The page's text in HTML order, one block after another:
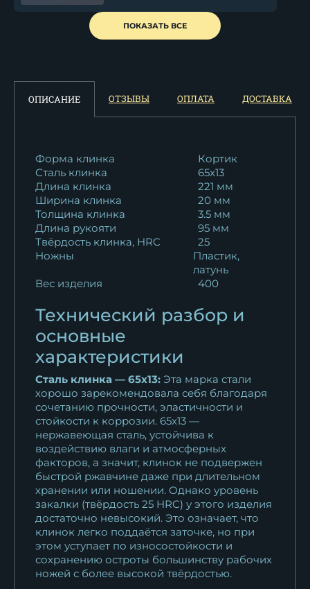
Кортик генеральский РВСН
(ракетные...
Кортик генеральский Андрея
Кортик генеральский ВДВ...
13 743
Кортик генеральский ВВС...
13 743
Кортик генеральский
Пожарной службы
Кортик генеральский
Морской адмиральский
13 743₽
Кортик генеральский
Подводника
13 743₽
Кортик генеральский
Общевойсковой
13 743₽
Кортик генеральский
Следственного...
14 242₽
Кортик генеральский МЧС
ПОКАЗАТЬ ВСЕ
ОПИСАНИЕ ОТЗЫВЫ ОПЛАТА ДОСТАВКА
Форма клинка
Кортик
Сталь клинка
65x13
Длина клинка
221 мм
Ширина клинка
20 мм
Толщина клинка
3.5 мм
Длина рукояти
95 мм
Твёрдость клинка, HRC
25
Ножны
Пластик,
латунь
Вес изделия
400
Технический разбор и
основные
характеристики
Сталь клинка — 65x13: Эта марка стали
хорошо зарекомендовала себя благодаря
сочетанию прочности, эластичности и
стойкости к коррозии. 65x13 —
нержавеющая сталь, устойчива к
воздействию влаги и атмосферных
факторов, а значит, клинок не подвержен
быстрой ржавчине даже при длительном
хранении или ношении. Однако уровень
закалки (твёрдость 25 HRC) у этого изделия
достаточно невысокий. Это означает, что
клинок легко поддаётся заточке, но при
этом уступает по износостойкости и
сохранению остроты большинству рабочих
ножей с более высокой твёрдостью.